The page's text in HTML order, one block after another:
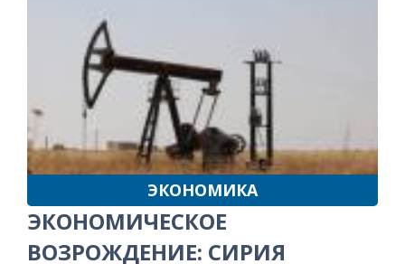
ЭКОНОМИКА
ЭКОНОМИЧЕСКОЕ
ВОЗРОЖДЕНИЕ: СИРИЯ